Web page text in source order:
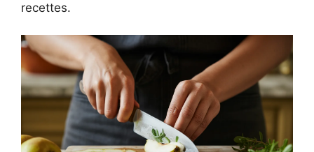
recettes.